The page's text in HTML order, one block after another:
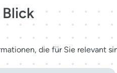
die für Sie relevant